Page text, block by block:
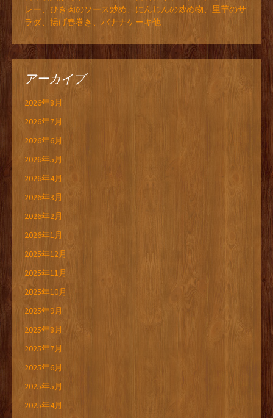
レー、ひき肉のソース炒め、にんじんの炒め物、里芋のサ
ラダ、揚げ春巻き、バナナケーキ他
アーカイブ
2026年8月
2026年7月
2026年6月
2026年5月
2026年4月
2026年3月
2026年2月
2026年1月
2025年12月
2025年11月
2025年10月
2025年9月
2025年8月
2025年7月
2025年6月
2025年5月
2025年4月